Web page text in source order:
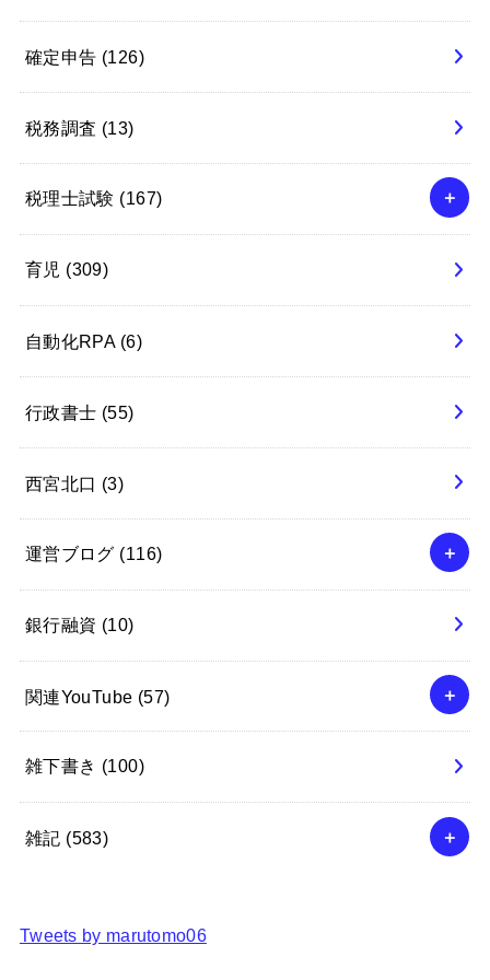
確定申告 (126)
税務調査 (13)
税理士試験 (167)
育児 (309)
自動化RPA (6)
行政書士 (55)
西宮北口 (3)
運営ブログ (116)
銀行融資 (10)
関連YouTube (57)
雑下書き (100)
雑記 (583)
Tweets by marutomo06